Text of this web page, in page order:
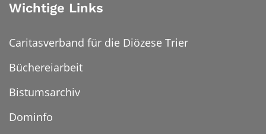
Wichtige Links
Caritasverband für die Diözese Trier
Büchereiarbeit
Bistumsarchiv
Dominfo